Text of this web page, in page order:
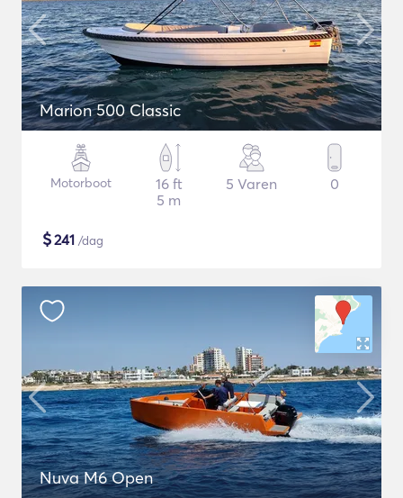
Marion 500 Classic
Motorboot
16 ft
5 m
5 Varen 0
$241 /dag
Nuva M6 Open